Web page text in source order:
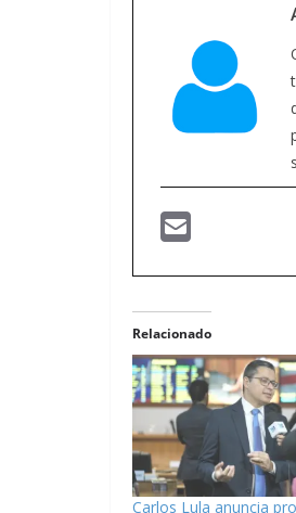
Relacionado
Carlos Lula anuncia